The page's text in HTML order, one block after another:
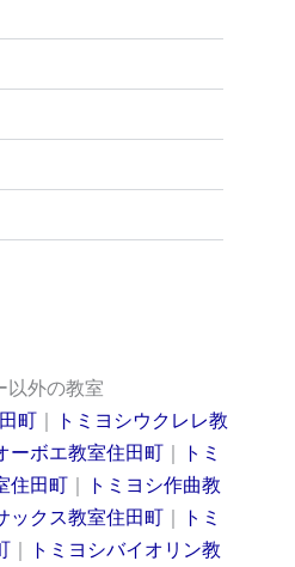
以外の教室
町 ｜ トミヨシウクレレ教
ーボエ教室住田町 ｜ トミ
住田町 ｜ トミヨシ作曲教
ックス教室住田町 ｜ トミ
｜ トミヨシバイオリン教